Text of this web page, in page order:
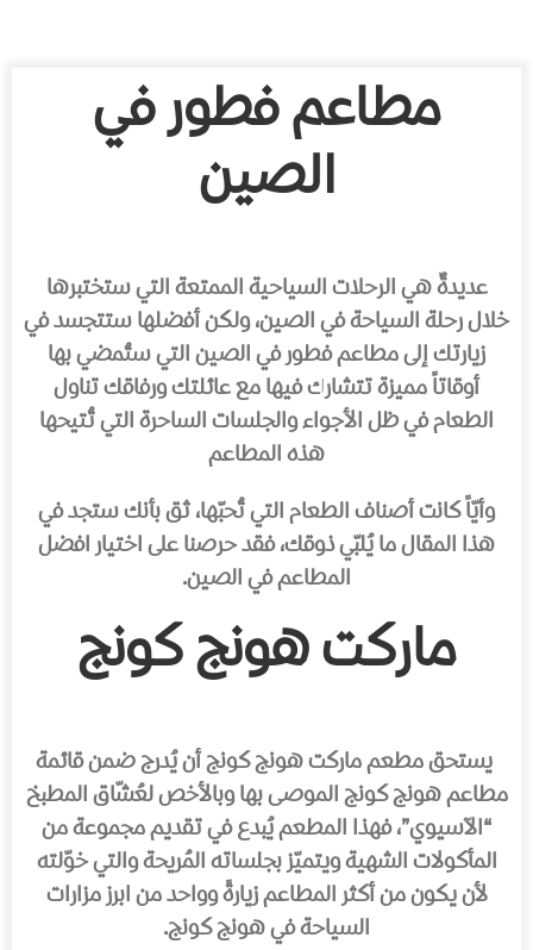
مطاعم فطور في
الصين
عديدةٌ هي الرحلات السياحية الممتعة التي ستختبرها
خلال رحلة السياحة في الصين، ولكن أفضلها ستتجسد في
زيارتك إلى مطاعم فطور في الصين التي ستُمضي بها
أوقاتاً مميزة تتشارك فيها مع عائلتك ورفاقك تناول
الطعام في ظل الأجواء والجلسات الساحرة التي تُتيحها
هذه المطاعم
وأيّاً كانت أصناف الطعام التي تُحبّها، ثق بأنك ستجد في
هذا المقال ما يُلبّي ذوقك، فقد حرصنا على اختيار افضل
المطاعم في الصين.
ماركت هونج كونج
يستحق مطعم ماركت هونج كونج أن يُدرج ضمن قائمة
مطاعم هونج كونج الموصى بها وبالأخص لعُشّاق المطبخ
“الآسيوي”، فهذا المطعم يُبدع في تقديم مجموعة من
المأكولات الشهية ويتميّز بجلساته المُريحة والتي خوّلته
لأن يكون من أكثر المطاعم زيارةً وواحد من ابرز مزارات
السياحة في هونج كونج.